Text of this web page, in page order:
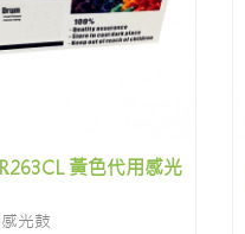
黃色代用感光
光鼓